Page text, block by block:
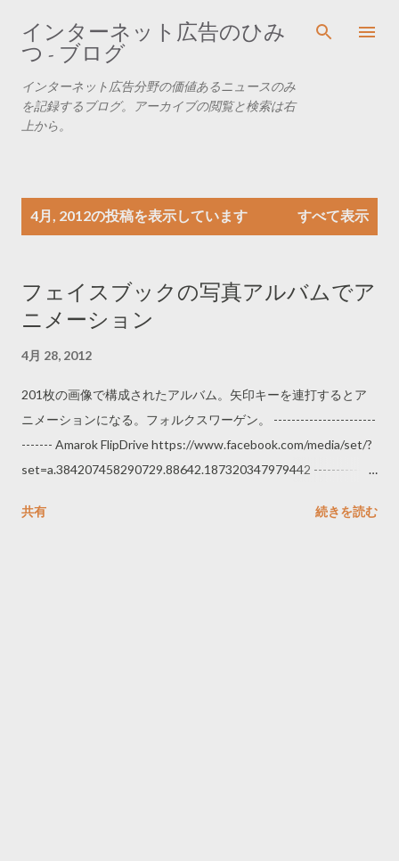
スキップしてメイン コンテンツに移動
インターネット広告のひみ
つ - ブログ
インターネット広告分野の価値あるニュースのみ
を記録するブログ。アーカイブの閲覧と検索は右
上から。
4月, 2012の投稿を表示しています すべて表示
フェイスブックの写真アルバムでア
ニメーション
4月 28, 2012
201枚の画像で構成されたアルバム。矢印キーを連打するとア
ニメーションになる。フォルクスワーゲン。 -----------------------
------- Amarok FlipDrive https://www.facebook.com/media/set/?
set=a.384207458290729.88642.187320347979442 --------------
共有
続きを読む